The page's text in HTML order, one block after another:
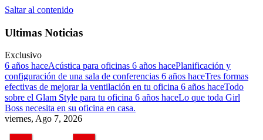
Saltar al contenido
Ultimas Noticias
Exclusivo
6 años haceAcústica para oficinas 6 años hacePlanificación y
configuración de una sala de conferencias 6 años haceTres formas
efectivas de mejorar la ventilación en tu oficina 6 años haceTodo
sobre el Glam Style para tu oficina 6 años haceLo que toda Girl
Boss necesita en su oficina en casa.
viernes, Ago 7, 2026